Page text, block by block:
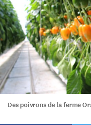
Des poivrons de la ferme